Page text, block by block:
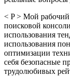
< P > Мой
поисковой
использования
использования
оптимизации
себя безопасные
трудолюбивых